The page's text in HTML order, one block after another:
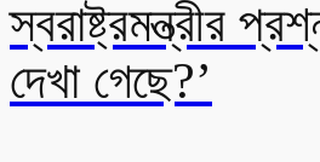
স্বরাষ্ট্রমন্ত্রীর
দেখা গেছে?’